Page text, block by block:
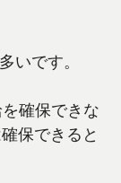
いです。
確保できな
保できると